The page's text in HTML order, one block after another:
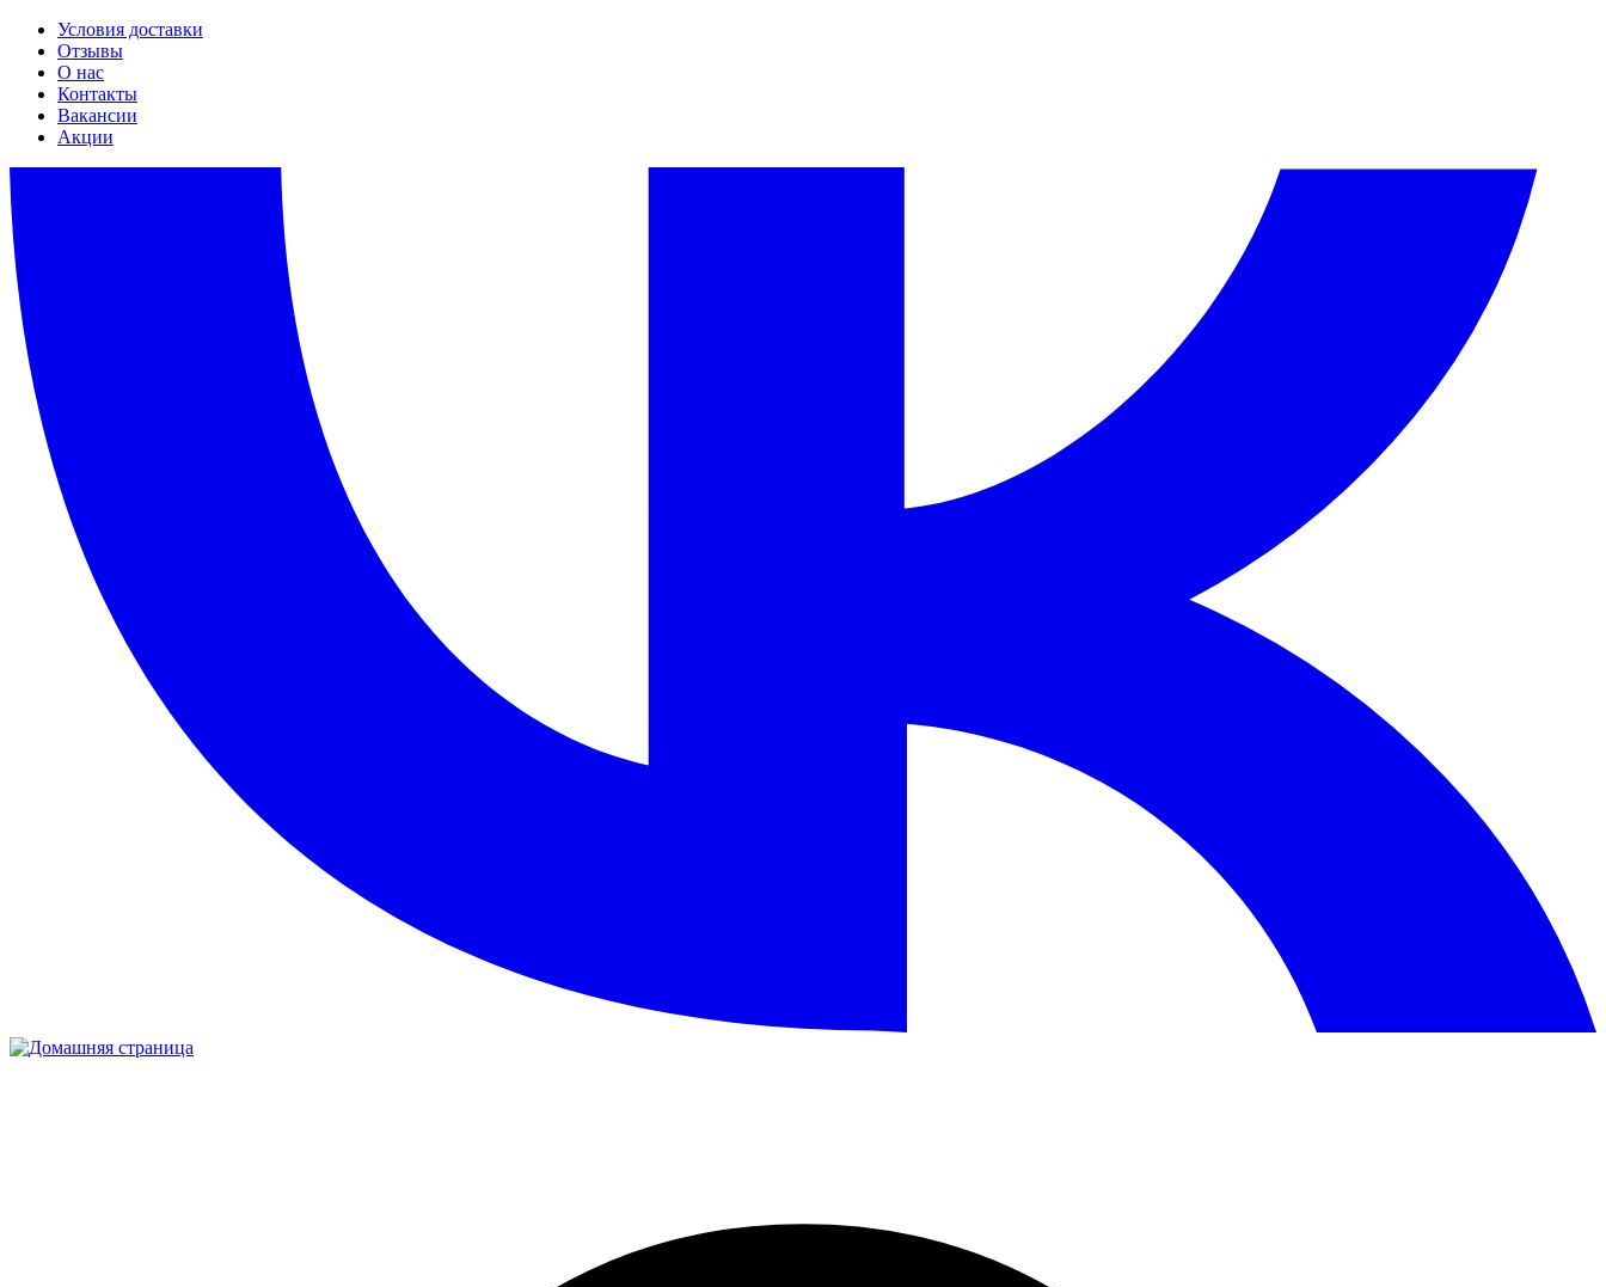
Условия доставки
Отзывы
О нас
Контакты
Вакансии
Акции